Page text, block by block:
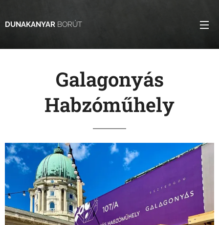
DUNAKANYAR BORÚT
Galagonyás
Habzóműhely